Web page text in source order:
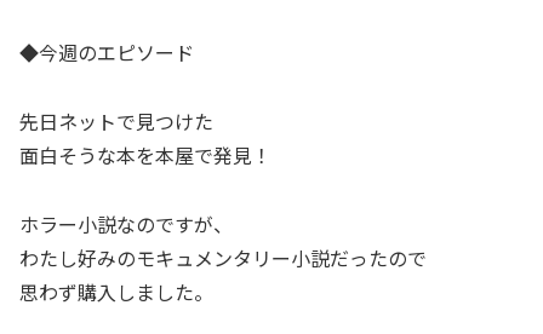
◆今週のエピソード
先日ネットで見つけた
面白そうな本を本屋で発見！
ホラー小説なのですが、
わたし好みのモキュメンタリー小説だったので
思わず購入しました。